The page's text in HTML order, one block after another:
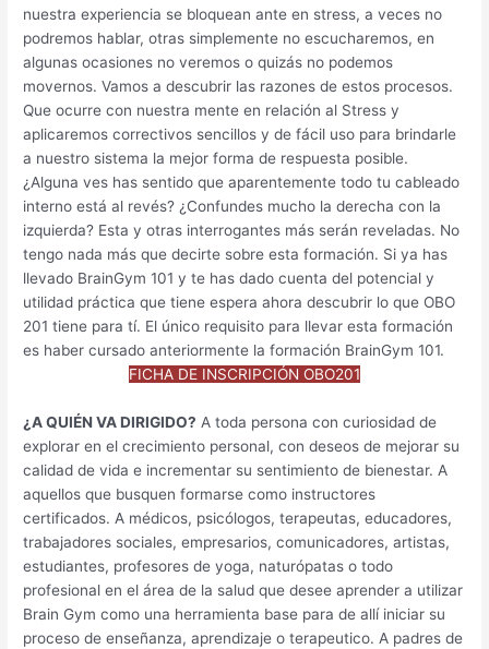
nuestra experiencia se bloquean ante en stress, a veces no
podremos hablar, otras simplemente no escucharemos, en
algunas ocasiones no veremos o quizás no podemos
movernos. Vamos a descubrir las razones de estos procesos.
Que ocurre con nuestra mente en relación al Stress y
aplicaremos correctivos sencillos y de fácil uso para brindarle
a nuestro sistema la mejor forma de respuesta posible.
¿Alguna ves has sentido que aparentemente todo tu cableado
interno está al revés? ¿Confundes mucho la derecha con la
izquierda? Esta y otras interrogantes más serán reveladas. No
tengo nada más que decirte sobre esta formación. Si ya has
llevado BrainGym 101 y te has dado cuenta del potencial y
utilidad práctica que tiene espera ahora descubrir lo que OBO
201 tiene para tí. El único requisito para llevar esta formación
es haber cursado anteriormente la formación BrainGym 101.
FICHA DE INSCRIPCIÓN OBO201
¿A QUIÉN VA DIRIGIDO? A toda persona con curiosidad de
explorar en el crecimiento personal, con deseos de mejorar su
calidad de vida e incrementar su sentimiento de bienestar. A
aquellos que busquen formarse como instructores
certificados. A médicos, psicólogos, terapeutas, educadores,
trabajadores sociales, empresarios, comunicadores, artistas,
estudiantes, profesores de yoga, naturópatas o todo
profesional en el área de la salud que desee aprender a utilizar
Brain Gym como una herramienta base para de allí iniciar su
proceso de enseñanza, aprendizaje o terapeutico. A padres de